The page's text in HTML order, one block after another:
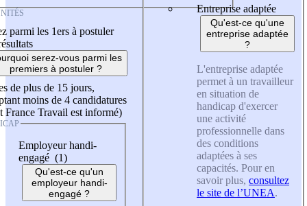
parmi les 1ers à postuler
serez-vous parmi les
premiers à postuler ?
de plus de 15 jours,
moins de 4 candidatures
France Travail est informé)
Employeur handi-
engagé (1)
Qu'est-ce qu'un
employeur handi-
engagé ?
Entreprise adaptée
Qu'est-ce qu'une
entreprise adaptée
?
L'entreprise adaptée
permet à un travailleur
en situation de
handicap d'exercer
une activité
professionnelle dans
des conditions
adaptées à ses
capacités. Pour en
savoir plus, consultez
le site de l’UNEA.